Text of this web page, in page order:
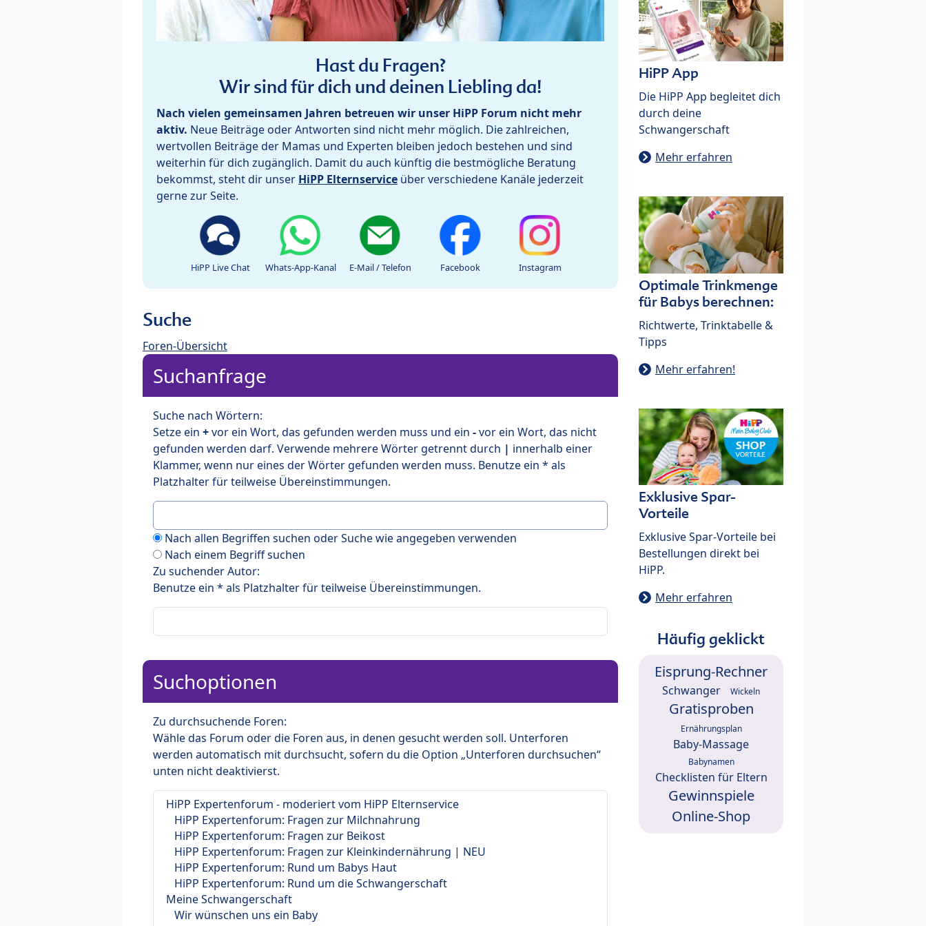
Hast du Fragen?
Wir sind für dich und deinen Liebling da!
Nach vielen gemeinsamen Jahren betreuen wir unser HiPP Forum nicht mehr
aktiv. Neue Beiträge oder Antworten sind nicht mehr möglich. Die zahlreichen,
wertvollen Beiträge der Mamas und Experten bleiben jedoch bestehen und sind
weiterhin für dich zugänglich. Damit du auch künftig die bestmögliche Beratung
bekommst, steht dir unser HiPP Elternservice über verschiedene Kanäle jederzeit
gerne zur Seite.
HiPP Live Chat Whats-App-Kanal E-Mail / Telefon Facebook Instagram
Suche
Foren-Übersicht
Suchanfrage
Suche nach Wörtern:
Setze ein +vor ein Wort, das gefunden werden muss und ein -vor ein Wort, das nicht
gefunden werden darf. Verwende mehrere Wörter getrennt durch | innerhalb einer
Klammer, wenn nur eines der Wörter gefunden werden muss. Benutze ein * als
Platzhalter für teilweise Übereinstimmungen.
Nach allen Begriffen suchen oder Suche wie angegeben verwenden
Nach einem Begriff suchen
Zu suchender Autor:
Benutze ein * als Platzhalter für teilweise Übereinstimmungen.
Suchoptionen
Zu durchsuchende Foren:
Wähle das Forum oder die Foren aus, in denen gesucht werden soll. Unterforen
werden automatisch mit durchsucht, sofern du die Option „Unterforen durchsuchen“
unten nicht deaktivierst.
HiPP App
Die HiPP App begleitet dich
durch deine
Schwangerschaft
Mehr erfahren
Optimale Trinkmenge
für Babys berechnen:
Richtwerte, Trinktabelle &
Tipps
Mehr erfahren!
Exklusive Spar-
Vorteile
Exklusive Spar-Vorteile bei
Bestellungen direkt bei
HiPP.
Mehr erfahren
Häufig geklickt
Eisprung-Rechner
Schwanger Wickeln
Gratisproben
Ernährungsplan
Baby-Massage
Babynamen
Checklisten für Eltern
Gewinnspiele
Online-Shop